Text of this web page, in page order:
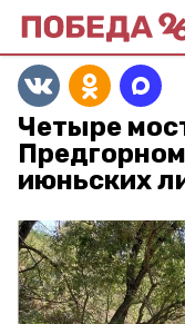
Четыре
июньских